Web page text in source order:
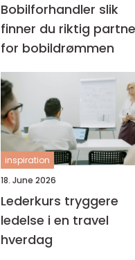
Bobilforhandler slik
finner du riktig
for bobildrømmen
inspiration
18. June 2026
Lederkurs tryggere
ledelse i en travel
hverdag